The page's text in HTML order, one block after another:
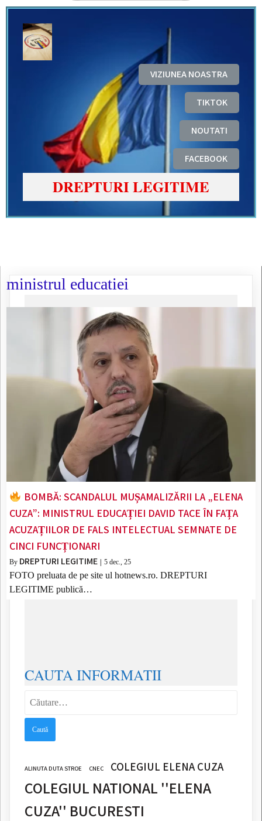
VIZIUNEA NOASTRA
TIKTOK
NOUTATI
FACEBOOK
DREPTURI LEGITIME
ministrul educatiei
BOMBĂ: SCANDALUL MUȘAMALIZĂRII LA „ELENA
CUZA”: MINISTRUL EDUCAȚIEI DAVID TACE ÎN FAȚA
ACUZAȚIILOR DE FALS INTELECTUAL SEMNATE DE
CINCI FUNCȚIONARI
By DREPTURI LEGITIME 5 dec., 25
FOTO preluata de pe site ul hotnews.ro. DREPTURI
LEGITIME publică…
CAUTA INFORMATII
ALINUTA DUTA STROE CNEC COLEGIUL ELENA CUZA
COLEGIUL NATIONAL ''ELENA
CUZA'' BUCURESTI